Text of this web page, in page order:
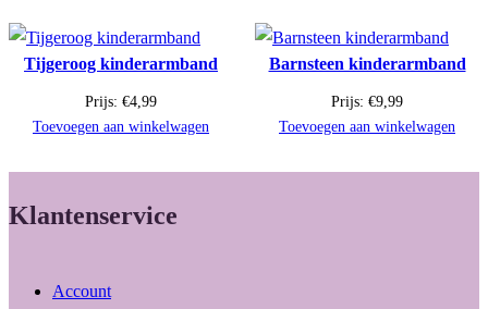
Tijgeroog kinderarmband
Prijs: €4,99
Toevoegen aan winkelwagen
Barnsteen kinderarmband
Prijs: €9,99
Toevoegen aan winkelwagen
Klantenservice
Account